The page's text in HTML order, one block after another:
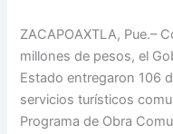
ZACAPOAXTLA, Pue.–
millones de pesos, el
Estado entregaron 106
servicios turísticos
Programa de Obra